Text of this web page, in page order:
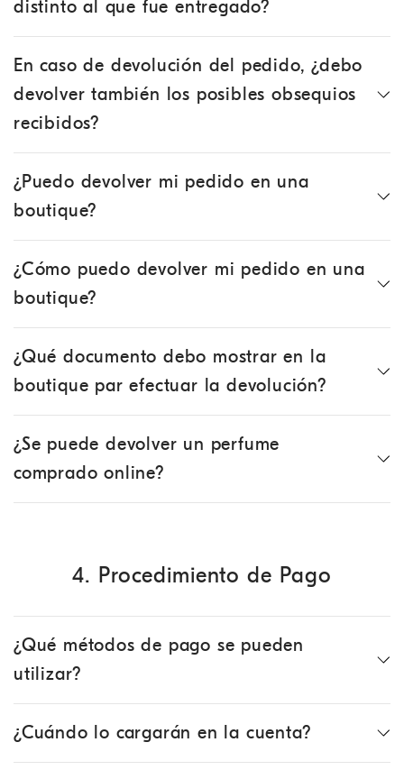
distinto al que fue entregado?
En caso de devolución del pedido, ¿debo
devolver también los posibles obsequios
recibidos?
¿Puedo devolver mi pedido en una
boutique?
¿Cómo puedo devolver mi pedido en una
boutique?
¿Qué documento debo mostrar en la
boutique par efectuar la devolución?
¿Se puede devolver un perfume
comprado online?
4. Procedimiento de Pago
¿Qué métodos de pago se pueden
utilizar?
¿Cuándo lo cargarán en la cuenta?